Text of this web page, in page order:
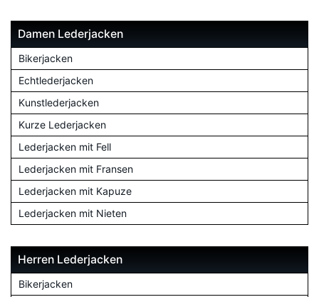
Damen Lederjacken
Bikerjacken
Echtlederjacken
Kunstlederjacken
Kurze Lederjacken
Lederjacken mit Fell
Lederjacken mit Fransen
Lederjacken mit Kapuze
Lederjacken mit Nieten
Herren Lederjacken
Bikerjacken